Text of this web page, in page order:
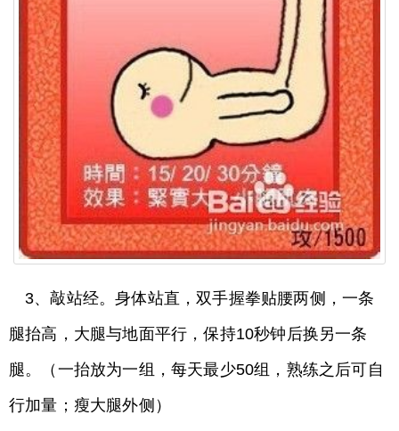
3、敲站经。身体站直，双手握拳贴腰两侧，一条
腿抬高，大腿与地面平行，保持10秒钟后换另一条
腿。（一抬放为一组，每天最少50组，熟练之后可自
行加量；瘦大腿外侧）